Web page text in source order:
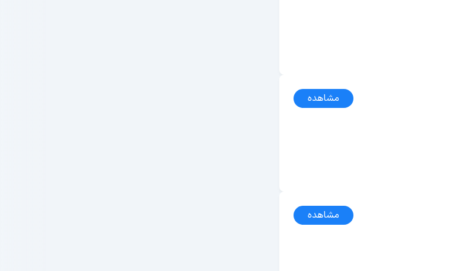
مشاهده
مشاهده